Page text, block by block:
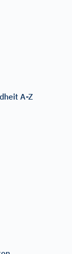
A-Z